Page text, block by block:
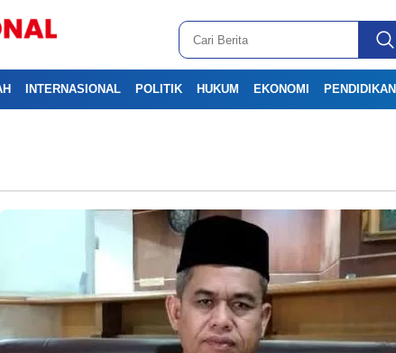
INTERNASIONAL POLITIK HUKUM EKONOMI PENDIDIKAN